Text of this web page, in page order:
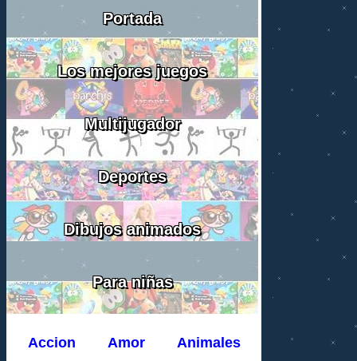
Portada
Los mejores juegos
Multijugador
Deportes
Dibujos animados
Para niñas
Accion Amor Animales